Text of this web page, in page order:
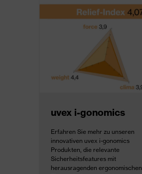
uvex i-gonomics
Erfahren Sie mehr zu unseren
innovativen uvex i-gonomics
Produkten, die relevante
Sicherheitsfeatures mit
herausragenden ergonomischen